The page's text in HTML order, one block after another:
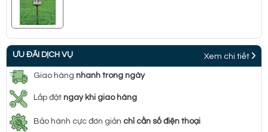
ƯU ĐÃI DỊCH VỤ Xem chi tiết
Giao hàng nhanh trong ngày
Lắp đặt ngay khi giao hàng
Bảo hành cực đơn giản chỉ cần số điện thoại